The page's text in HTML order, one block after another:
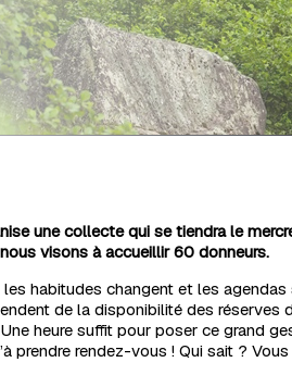
une collecte qui se tiendra le
visons à accueillir 60 donneurs.
habitudes changent et les
de la disponibilité des
heure suffit pour poser ce grand
prendre rendez-vous ! Qui sait ?